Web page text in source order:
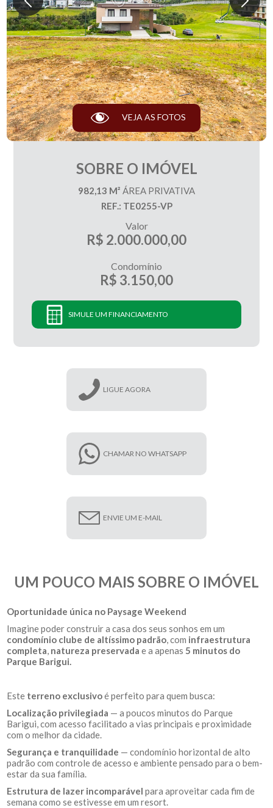
VEJA AS FOTOS
SOBRE O IMÓVEL
982,13 M² ÁREA PRIVATIVA
REF.: TE0255-VP
Valor
R$ 2.000.000,00
Condomínio
R$ 3.150,00
SIMULE UM FINANCIAMENTO
LIGUE AGORA
CHAMAR NO WHATSAPP
ENVIE UM E-MAIL
UM POUCO MAIS SOBRE O IMÓVEL
Oportunidade única no Paysage Weekend
Imagine poder construir a casa dos seus sonhos em um
condomínio clube de altíssimo padrão, com infraestrutura
completa, natureza preservada e a apenas 5 minutos do
Parque Barigui.
Este terreno exclusivoé perfeito para quem busca:
Localização privilegiada — a poucos minutos do Parque
Barigui, com acesso facilitado a vias principais e proximidade
com o melhor da cidade.
Segurança e tranquilidade — condomínio horizontal de alto
padrão com controle de acesso e ambiente pensado para o bem-
estar da sua família.
Estrutura de lazer incomparávelpara aproveitar cada fim de
semana como se estivesse em um resort.